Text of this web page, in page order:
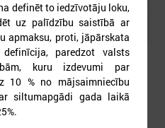
esošu bērnu
slēgt bez droša
definēt to iedzīvotāju loku,
uz palīdzību saistībā ar
apmaksu, proti, jāpārskata
definīcija, paredzot valsts
kuru izdevumi par
10 % no mājsaimniecību
siltumapgādi gada laikā